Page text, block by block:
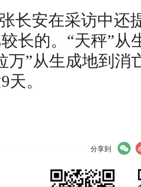
长安在采访中还
长的。“天秤”从
万”从生成地到消
天。
分享到